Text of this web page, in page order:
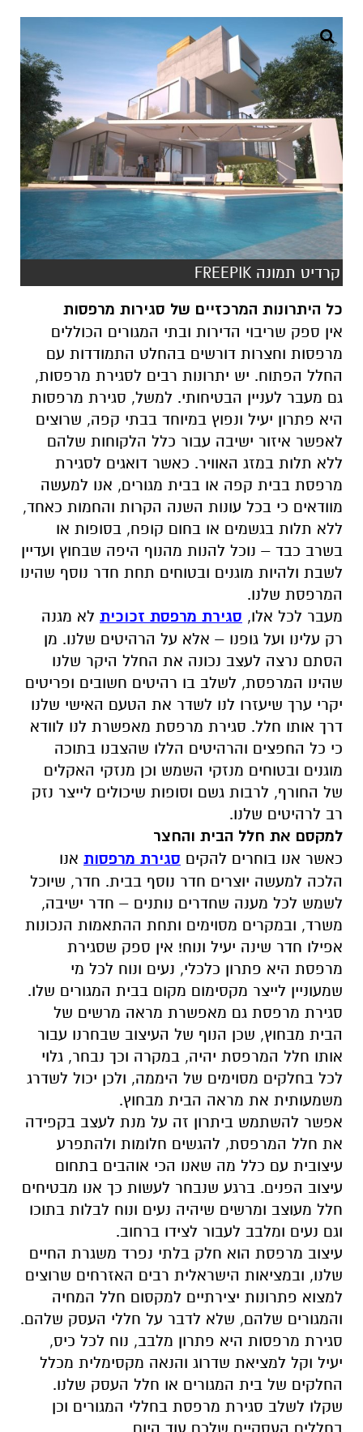
קרדיט תמונה FREEPIK
כל היתרונות המרכזיים של סגירות מרפסות
אין ספק שריבוי הדירות ובתי המגורים הכוללים
מרפסות וחצרות דורשים בהחלט התמודדות עם
החלל הפתוח. יש יתרונות רבים לסגירת מרפסות,
גם מעבר לעניין הבטיחותי. למשל, סגירת מרפסות
היא פתרון יעיל ונפוץ במיוחד בבתי קפה, שרוצים
לאפשר איזור ישיבה עבור כלל הלקוחות שלהם
ללא תלות במזג האוויר. כאשר דואגים לסגירת
מרפסת בבית קפה או בבית מגורים, אנו למעשה
מוודאים כי בכל עונות השנה הקרות והחמות כאחד,
ללא תלות בגשמים או בחום קופח, בסופות או
בשרב כבד – נוכל להנות מהנוף היפה שבחוץ ועדיין
לשבת ולהיות מוגנים ובטוחים תחת חדר נוסף שהינו
המרפסת שלנו.
מעבר לכל אלו, סגירת מרפסת זכוכית לא מגנה
רק עלינו ועל גופנו – אלא על הרהיטים שלנו. מן
הסתם נרצה לעצב נכונה את החלל היקר שלנו
שהינו המרפסת, לשלב בו רהיטים חשובים ופריטים
יקרי ערך שיעזרו לנו לשדר את הטעם האישי שלנו
דרך אותו חלל. סגירת מרפסת מאפשרת לנו לוודא
כי כל החפצים והרהיטים הללו שהצבנו בתוכה
מוגנים ובטוחים מנזקי השמש וכן מנזקי האקלים
של החורף, לרבות גשם וסופות שיכולים לייצר נזק
רב לרהיטים שלנו.
למקסם את חלל הבית והחצר
כאשר אנו בוחרים להקים סגירת מרפסות אנו
הלכה למעשה יוצרים חדר נוסף בבית. חדר, שיוכל
לשמש לכל מענה שחדרים נותנים – חדר ישיבה,
משרד, ובמקרים מסוימים ותחת ההתאמות הנכונות
אפילו חדר שינה יעיל ונוח! אין ספק שסגירת
מרפסת היא פתרון כלכלי, נעים ונוח לכל מי
שמעוניין לייצר מקסימום מקום בבית המגורים שלו.
סגירת מרפסת גם מאפשרת מראה מרשים של
הבית מבחוץ, שכן הנוף של העיצוב שבחרנו עבור
אותו חלל המרפסת יהיה, במקרה וכך נבחר, גלוי
לכל בחלקים מסוימים של היממה, ולכן יכול לשדרג
משמעותית את מראה הבית מבחוץ.
אפשר להשתמש ביתרון זה על מנת לעצב בקפידה
את חלל המרפסת, להגשים חלומות ולהתפרע
עיצובית עם כלל מה שאנו הכי אוהבים בתחום
עיצוב הפנים. ברגע שנבחר לעשות כך אנו מבטיחים
חלל מעוצב ומרשים שיהיה נעים ונוח לבלות בתוכו
וגם נעים ומלבב לעבור לצידו ברחוב.
עיצוב מרפסת הוא חלק בלתי נפרד משגרת החיים
שלנו, ובמציאות הישראלית רבים האזרחים שרוצים
למצוא פתרונות יצירתיים למקסום חלל המחיה
והמגורים שלהם, שלא לדבר על חללי העסק שלהם.
סגירת מרפסות היא פתרון מלבב, נוח לכל כיס,
יעיל וקל למציאת שדרוג והנאה מקסימלית מכלל
החלקים של בית המגורים או חלל העסק שלנו.
שקלו לשלב סגירת מרפסת בחללי המגורים וכן
בחללים העסקיים שלכם עוד היום.